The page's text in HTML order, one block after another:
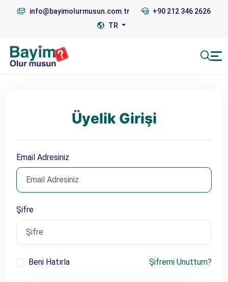
info@bayimolurmusun.com.tr
+90 212 346 2626
TR
Üyelik Girişi
Email Adresiniz
Şifre
Beni Hatırla Şifremi Unuttum?